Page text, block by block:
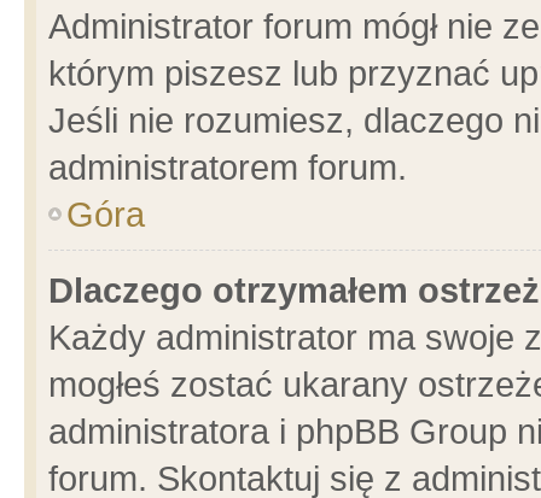
Administrator forum mógł nie
którym piszesz lub przyznać
Jeśli nie rozumiesz, dlaczego
administratorem forum.
Góra
Dlaczego otrzymałem
Każdy administrator ma swoje
mogłeś zostać ukarany
administratora i phpBB Group
forum. Skontaktuj się z